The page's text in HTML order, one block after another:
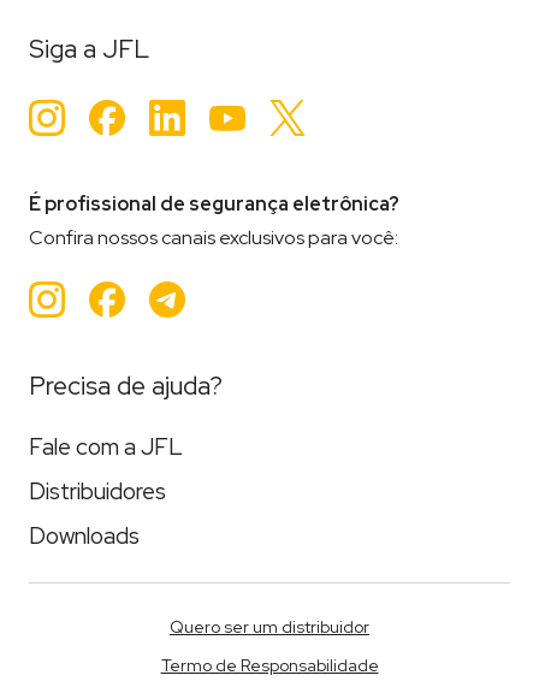
Siga a JFL
Instagram
Facebook
LinkedInYouTube
É profissional de segurança eletrônica?
Confira nossos canais exclusivos para você:
Instagram
Facebook
Teleram
Precisa de ajuda?
Fale com a JFL
Distribuidores
Downloads
Quero ser um distribuidor
Termo de Responsabilidade